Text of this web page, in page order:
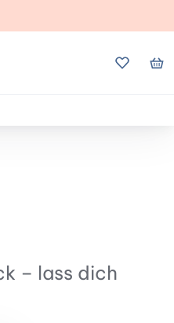
Meine
– lass dich